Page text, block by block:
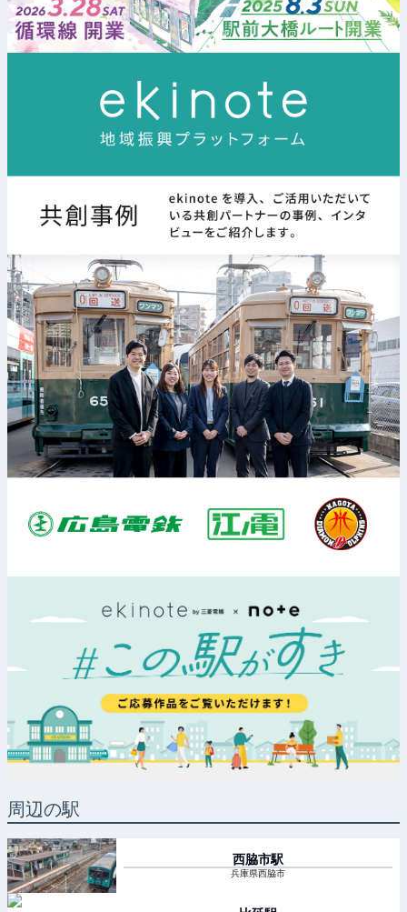
周辺の駅
西脇市駅
兵庫県西脇市